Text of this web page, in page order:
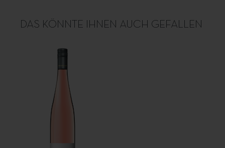
DAS KÖNNTE IHNEN AUCH GEFALLEN